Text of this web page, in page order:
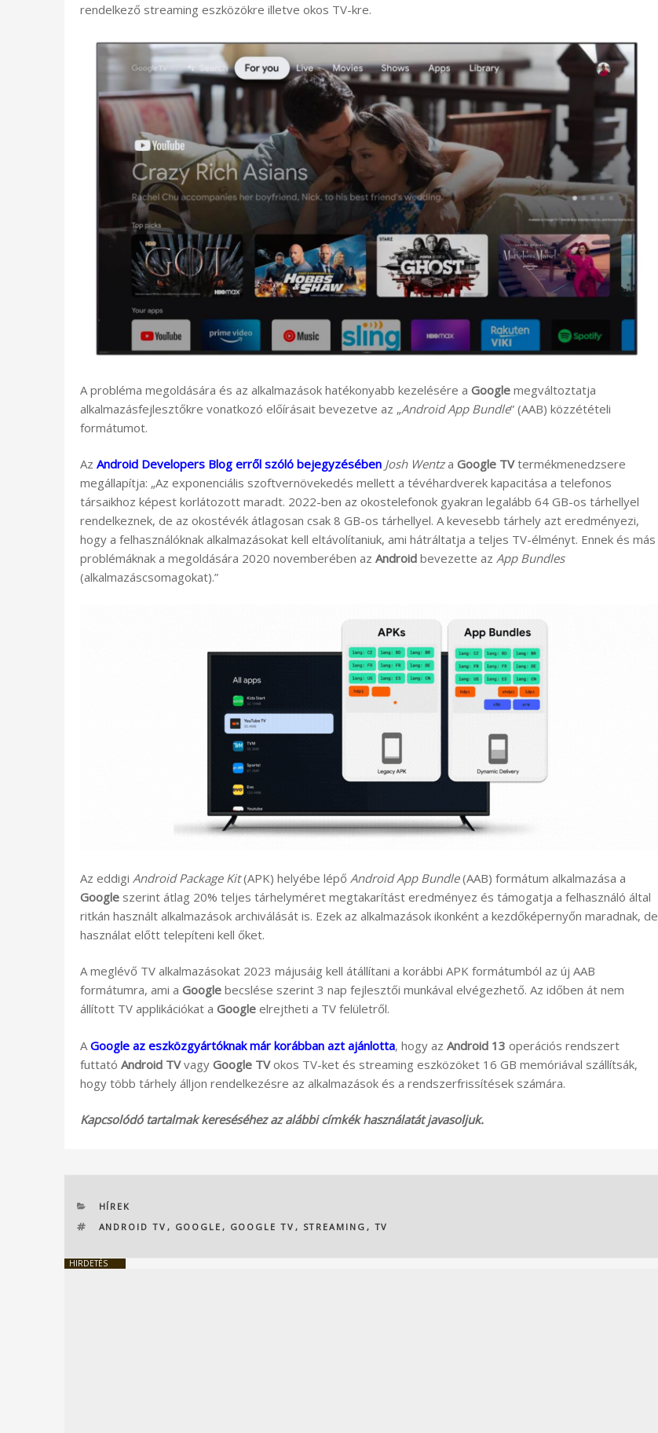
rendelkező streaming eszközökre illetve okos TV-kre.
A probléma megoldására és az alkalmazások hatékonyabb kezelésére a Google megváltoztatja
alkalmazásfejlesztőkre vonatkozó előírásait bevezetve az „Android App Bundle” (AAB) közzétételi
formátumot.
Az Android Developers Blog erről szóló bejegyzésében Josh Wentza Google TVtermékmenedzsere
megállapítja: „Az exponenciális szoftvernövekedés mellett a tévéhardverek kapacitása a telefonos
társaikhoz képest korlátozott maradt. 2022-ben az okostelefonok gyakran legalább 64 GB-os tárhellyel
rendelkeznek, de az okostévék átlagosan csak 8 GB-os tárhellyel. A kevesebb tárhely azt eredményezi,
hogy a felhasználóknak alkalmazásokat kell eltávolítaniuk, ami hátráltatja a teljes TV-élményt. Ennek és más
problémáknak a megoldására 2020 novemberében az Android bevezette az App Bundles
(alkalmazáscsomagokat).”
Az eddigi Android Package Kit(APK) helyébe lépő Android App Bundle(AAB) formátum alkalmazása a
Google szerint átlag 20% teljes tárhelyméret megtakarítást eredményez és támogatja a felhasználó által
ritkán használt alkalmazások archiválását is. Ezek az alkalmazások ikonként a kezdőképernyőn maradnak, de
használat előtt telepíteni kell őket.
A meglévő TV alkalmazásokat 2023 májusáig kell átállítani a korábbi APK formátumból az új AAB
formátumra, ami a Google becslése szerint 3 nap fejlesztői munkával elvégezhető. Az időben át nem
állított TV applikációkat a Google elrejtheti a TV felületről.
A Google az eszközgyártóknak már korábban azt ajánlotta, hogy az Android 13 operációs rendszert
futtató Android TVvagy Google TVokos TV-ket és streaming eszközöket 16 GB memóriával szállítsák,
hogy több tárhely álljon rendelkezésre az alkalmazások és a rendszerfrissítések számára.
Kapcsolódó tartalmak kereséséhez az alábbi címkék használatát javasoljuk.
KATEGÓRIÁK
HÍREK
CÍMKÉK
ANDROID TV , GOOGLE , GOOGLE TV , STREAMING , TV
HIRDETÉS